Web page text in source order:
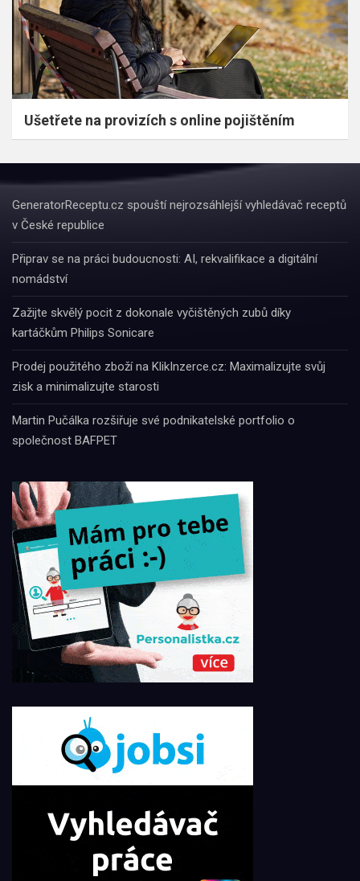
Ušetřete na provizích s online pojištěním
GeneratorReceptu.cz spouští nejrozsáhlejší vyhledávač receptů
v České republice
Připrav se na práci budoucnosti: AI, rekvalifikace a digitální
nomádství
Zažijte skvělý pocit z dokonale vyčištěných zubů díky
kartáčkům Philips Sonicare
Prodej použitého zboží na KlikInzerce.cz: Maximalizujte svůj
zisk a minimalizujte starosti
Martin Pučálka rozšiřuje své podnikatelské portfolio o
společnost BAFPET